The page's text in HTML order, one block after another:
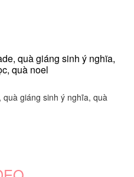
quà giáng sinh ý nghĩa,
quà noel
giáng sinh ý nghĩa, quà